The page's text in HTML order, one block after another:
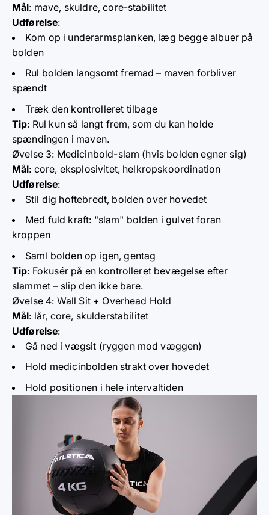
Mål: mave, skuldre, core-stabilitet
Udførelse:
Kom op i underarmsplanken, læg begge albuer på
bolden
Rul bolden langsomt fremad – maven forbliver
spændt
Træk den kontrolleret tilbage
Tip: Rul kun så langt frem, som du kan holde
spændingen i maven.
Øvelse 3: Medicinbold-slam (hvis bolden egner sig)
Mål: core, eksplosivitet, helkropskoordination
Udførelse:
Stil dig hoftebredt, bolden over hovedet
Med fuld kraft: "slam" bolden i gulvet foran
kroppen
Saml bolden op igen, gentag
Tip: Fokusér på en kontrolleret bevægelse efter
slammet – slip den ikke bare.
Øvelse 4: Wall Sit + Overhead Hold
Mål: lår, core, skulderstabilitet
Udførelse:
Gå ned i vægsit (ryggen mod væggen)
Hold medicinbolden strakt over hovedet
Hold positionen i hele intervaltiden